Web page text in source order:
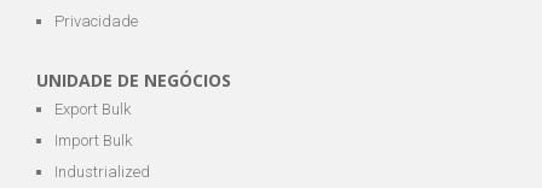
Privacidade
UNIDADE DE NEGÓCIOS
Export Bulk
Import Bulk
Industrialized